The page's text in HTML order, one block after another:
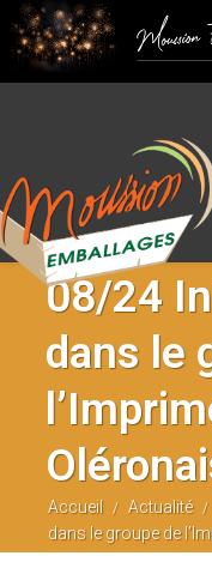
08/24
dans le
Accueil / Actualité /
dans le groupe de